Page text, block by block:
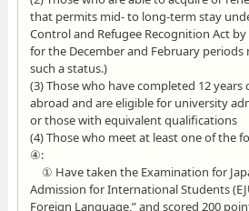
that permits mid- to long-term stay
Control and Refugee Recognition Act by
for the December and February periods
such a status.)
(3) Those who have completed 12
abroad and are eligible for university
or those with equivalent qualifications
(4) Those who meet at least one of the
④:
① Have taken the Examination for
Admission for International Students
Foreign Language,” and scored 200